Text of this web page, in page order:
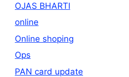
OJAS BHARTI
online
Online shoping
Ops
PAN card update